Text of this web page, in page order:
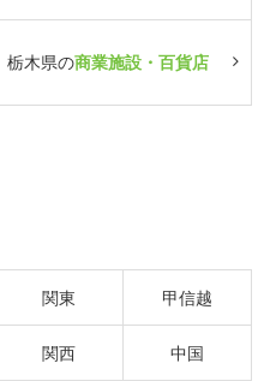
栃木県の商業施設・百貨店
関東 甲信越
関西 中国